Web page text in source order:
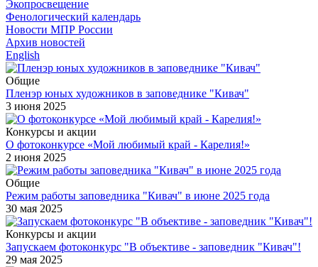
Экопросвещение
Фенологический календарь
Новости МПР России
Архив новостей
English
Общие
Пленэр юных художников в заповеднике "Кивач"
3 июня 2025
Конкурсы и акции
О фотоконкурсе «Мой любимый край - Карелия!»
2 июня 2025
Общие
Режим работы заповедника "Кивач" в июне 2025 года
30 мая 2025
Конкурсы и акции
Запускаем фотоконкурс "В объективе - заповедник "Кивач"!
29 мая 2025